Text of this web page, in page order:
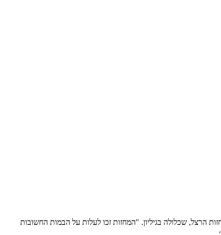
הרצל, שכלולה בגיליון. "המחזות זכו לעלות על הבמות החשובות